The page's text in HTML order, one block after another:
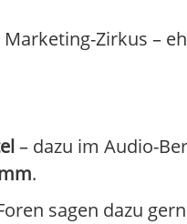
Zirkus –
– dazu im Audio-
.
sagen dazu